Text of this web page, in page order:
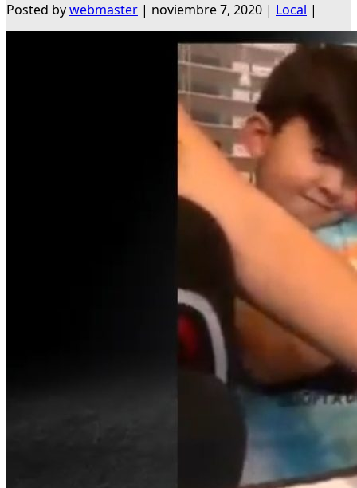
Posted bywebmaster | noviembre 7, 2020 | Local |